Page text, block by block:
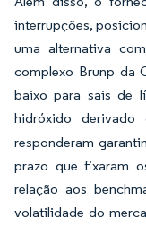
interrupções,
uma alternativa
complexo Brunp da
baixo para sais de
hidróxido
responderam
prazo que fixaram
relação aos
volatilidade do